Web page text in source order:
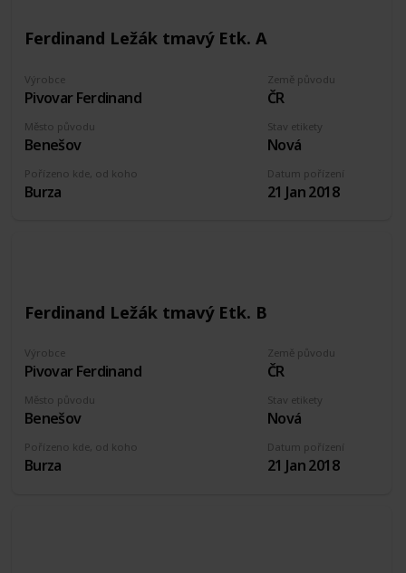
Ferdinand Ležák tmavý Etk. A
Výrobce
Pivovar Ferdinand
Země původu
ČR
Pořízeno kde, od koho
Burza
Stav etikety
Nová
Datum pořízení
21 Jan 2018
Město původu
Benešov
Ferdinand Ležák tmavý Etk. B
Výrobce
Pivovar Ferdinand
Země původu
ČR
Pořízeno kde, od koho
Burza
Stav etikety
Nová
Datum pořízení
21 Jan 2018
Město původu
Benešov